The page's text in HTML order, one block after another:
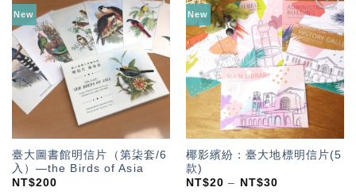
New
加入
「願
單」
臺大圖書館明信片（第柒套/6
入）—the Birds of Asia
NT$200
New
加入
「願
望輕
單」
椰影繽紛：臺大地標明信片(5
款)
NT$20 – NT$30